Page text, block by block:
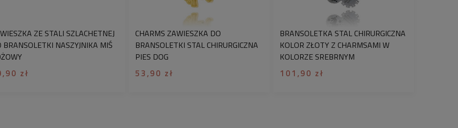
ZE STALI SZLACHETNEJ
BRANSOLETKI NASZYJNIKA MIŚ
zł
CHARMS ZAWIESZKA DO
BRANSOLETKI STAL CHIRURGICZNA
PIES DOG
53,90 zł
BRANSOLETKA STAL CHIRURGICZNA
KOLOR ZŁOTY Z CHARMSAMI W
KOLORZE SREBRNYM
101,90 zł